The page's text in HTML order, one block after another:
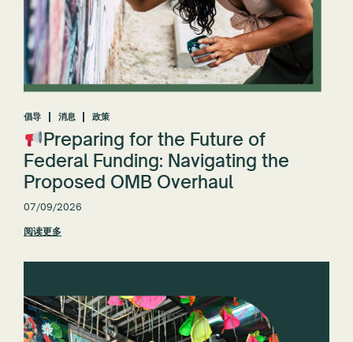
倡导 消息 政策
Preparing for the Future of
Federal Funding: Navigating the
Proposed OMB Overhaul
07/09/2026
阅读更多